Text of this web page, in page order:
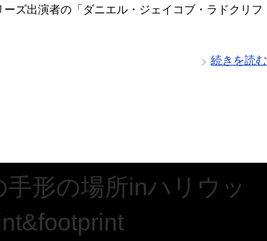
ズ出演者の「ダニエル・ジェイコブ・ラドクリフ
続きを読む
形の場所inハリウッ